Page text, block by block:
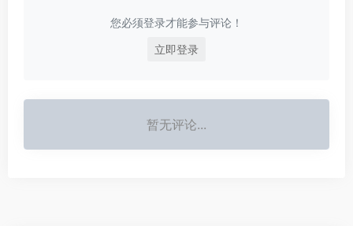
您必须登录才能参与评论！
立即登录
暂无评论...